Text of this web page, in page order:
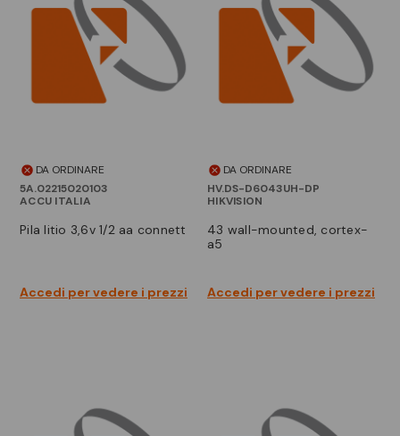
DA ORDINARE
5A.02215020103
ACCU ITALIA
pila litio 3,6v 1/2 aa connett
Accedi per vedere i prezzi
DA ORDINARE
HV.DS-D6043UH-DP
HIKVISION
43 wall-mounted, cortex-
a5
Accedi per vedere i prezzi